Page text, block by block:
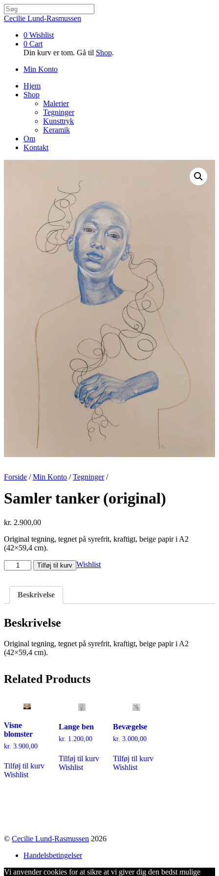
Cecilie Lund-Rasmussen
0 Wishlist
0 Cart
Din kurv er tom. Gå til Shop.
Min Konto
Hjem
Shop
Malerier
Tegninger
Kunsttryk
Keramik
Om
Kontakt
Forside /Min Konto /Tegninger/
Samler tanker (original)
kr. 2.900,00
Original tegning, tegnet på syrefrit, kraftigt, beige papir i A2
(42×59,4 cm).
Samler
tanker
antal
Tilføj til kurv Wishlist
Beskrivelse
Beskrivelse
Original tegning, tegnet på syrefrit, kraftigt, beige papir i A2
(42×59,4 cm).
Related Products
Visne
blomster
kr. 3.900,00
Tilføj til kurv
Wishlist
Lange ben
kr. 1.200,00
Tilføj til kurv
Wishlist
Bevægelse
kr. 3.000,00
Tilføj til kurv
Wishlist
© Cecilie Lund-Rasmussen 2026
Handelsbetingelser
Vi anvender cookies for at sikre at vi giver dig den bedst mulige